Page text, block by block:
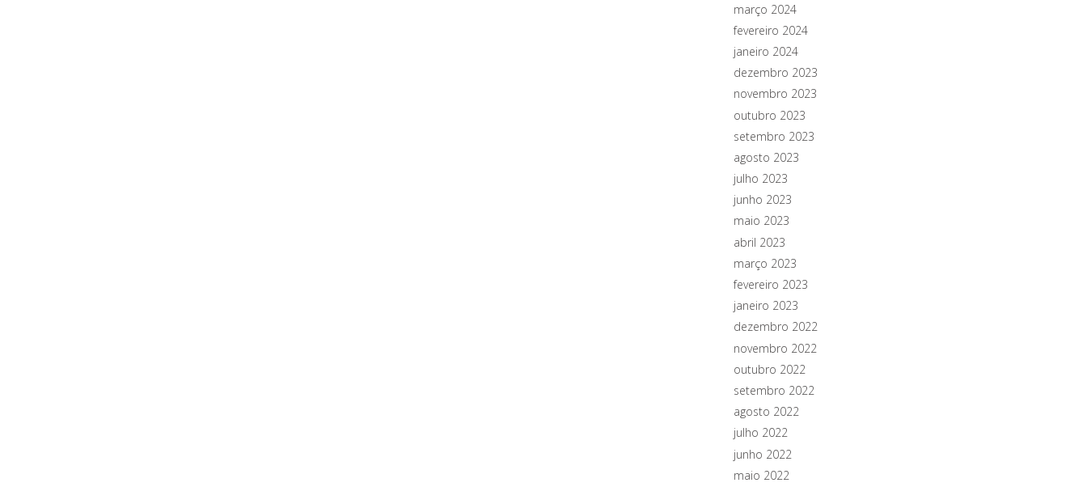
março 2024
fevereiro 2024
janeiro 2024
dezembro 2023
novembro 2023
outubro 2023
setembro 2023
agosto 2023
julho 2023
junho 2023
maio 2023
abril 2023
março 2023
fevereiro 2023
janeiro 2023
dezembro 2022
novembro 2022
outubro 2022
setembro 2022
agosto 2022
julho 2022
junho 2022
maio 2022